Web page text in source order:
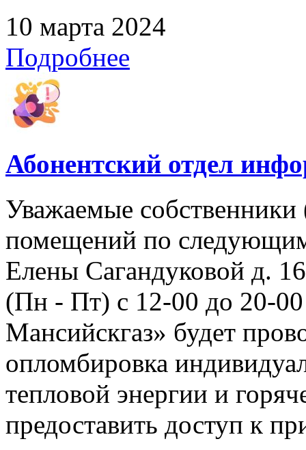
10 марта 2024
Подробнее
Абонентский отдел
Уважаемые
помещений по
Елены Сагандуковой д.
(Пн - Пт) с 12-00 до 20-
Мансийскгаз» будет
опломбировка
тепловой энергии и
предоставить доступ к